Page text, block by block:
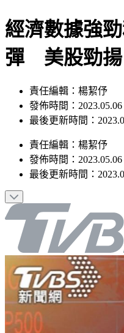
經濟數據強
彈 美股勁揚
責任編輯：楊絜伃
發佈時間：2023.05.06
最後更新時間：
責任編輯 ： 楊絜伃
發佈時間：
最後更新時間：